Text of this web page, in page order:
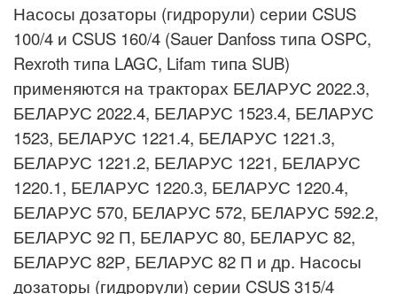
Насосы дозаторы (гидрорули) серии CSUS
100/4 и CSUS 160/4 (Sauer Danfoss типа OSPC,
Rexroth типа LAGC, Lifam типа SUB)
применяются на тракторах БЕЛАРУС 2022.3,
БЕЛАРУС 2022.4, БЕЛАРУС 1523.4, БЕЛАРУС
1523, БЕЛАРУС 1221.4, БЕЛАРУС 1221.3,
БЕЛАРУС 1221.2, БЕЛАРУС 1221, БЕЛАРУС
1220.1, БЕЛАРУС 1220.3, БЕЛАРУС 1220.4,
БЕЛАРУС 570, БЕЛАРУС 572, БЕЛАРУС 592.2,
БЕЛАРУС 92 П, БЕЛАРУС 80, БЕЛАРУС 82,
БЕЛАРУС 82Р, БЕЛАРУС 82 П и др. Насосы
дозаторы (гидрорули) серии CSUS 315/4